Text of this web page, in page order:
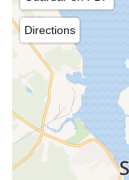
Directions